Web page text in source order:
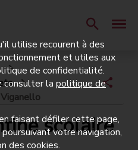
scolaire
utilise recourent à des
et utiles aux
de confidentialité.
consulter la politique de
faisant défiler cette page,
votre navigation,
des cookies.